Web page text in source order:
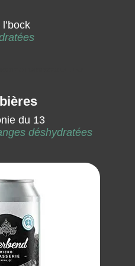
du 13
déshydratées